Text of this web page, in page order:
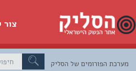
צור קשר
הפורומים של הסליק